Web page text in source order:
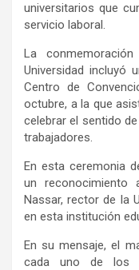
universitarios que
servicio laboral.
La
Universidad incluyó
Centro de
octubre, a la que
celebrar el sentido
trabajadores.
En esta ceremonia
un reconocimiento
Nassar, rector de la
en esta institución
En su mensaje, el
cada uno de los